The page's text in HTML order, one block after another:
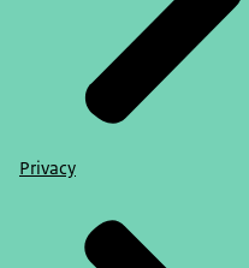
Privacy